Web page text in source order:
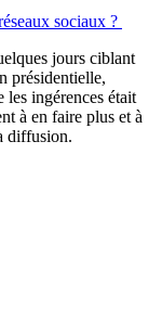
sociaux ?
jours ciblant
présidentielle,
les ingérences était
à en faire plus et à
diffusion.